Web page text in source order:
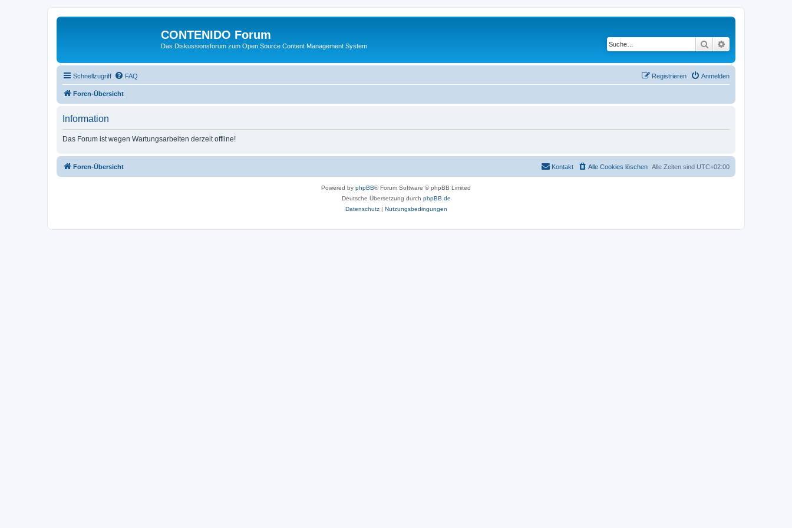
CONTENIDO Forum
Das Diskussionsforum zum Open Source Content Management System Suche
Schnellzugriff FAQ Anmelden
Registrieren
Foren-Übersicht
Information
Das Forum ist wegen Wartungsarbeiten derzeit offline!
Foren-Übersicht Alle Zeiten sind UTC+02:00
Alle Cookies löschen
Kontakt
Powered by phpBB® Forum Software © phpBB Limited
Deutsche Übersetzung durch phpBB.de
Datenschutz| Nutzungsbedingungen